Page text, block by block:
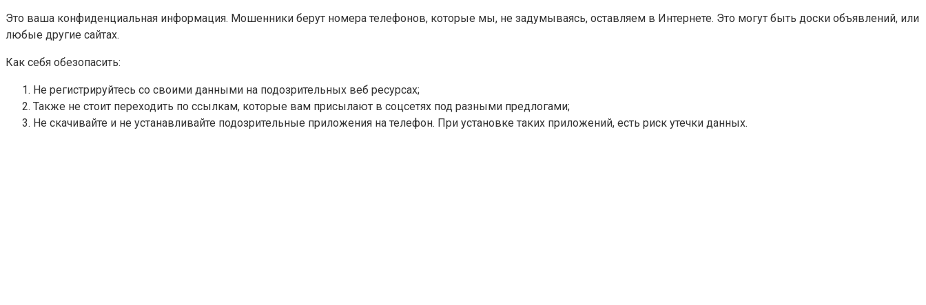
Это ваша конфиденциальная информация. Мошенники берут номера телефонов, которые мы, не задумываясь, оставляем в Интернете. Это могут быть доски объявлений, или
любые другие сайтах.
Как себя обезопасить:
Не регистрируйтесь со своими данными на подозрительных веб ресурсах;
Также не стоит переходить по ссылкам, которые вам присылают в соцсетях под разными предлогами;
Не скачивайте и не устанавливайте подозрительные приложения на телефон. При установке таких приложений, есть риск утечки данных.